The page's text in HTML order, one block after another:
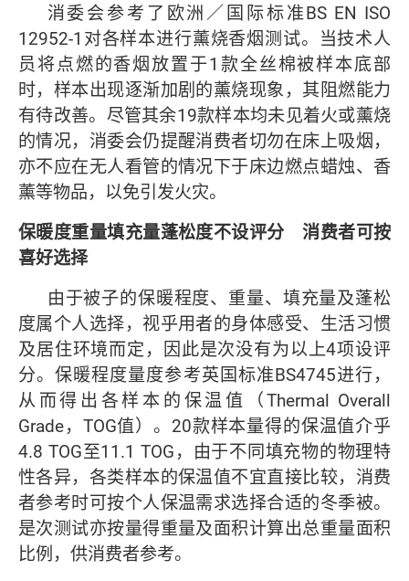
消委会参考了欧洲／国际标准BS EN ISO
12952-1对各样本进行薰烧香烟测试。当技术人
员将点燃的香烟放置于1款全丝棉被样本底部
时，样本出现逐渐加剧的薰烧现象，其阻燃能力
有待改善。尽管其余19款样本均未见着火或薰烧
的情况，消委会仍提醒消费者切勿在床上吸烟，
亦不应在无人看管的情况下于床边燃点蜡烛、香
薰等物品，以免引发火灾。
保暖度重量填充量蓬松度不设评分 消费者可按
喜好选择
由于被子的保暖程度、重量、填充量及蓬松
度属个人选择，视乎用者的身体感受、生活习惯
及居住环境而定，因此是次没有为以上4项设评
分。保暖程度量度参考英国标准BS4745进行，
从而得出各样本的保温值（Thermal Overall
Grade，TOG值）。20款样本量得的保温值介乎
4.8 TOG至11.1 TOG，由于不同填充物的物理特
性各异，各类样本的保温值不宜直接比较，消费
者参考时可按个人保温需求选择合适的冬季被。
是次测试亦按量得重量及面积计算出总重量面积
比例，供消费者参考。